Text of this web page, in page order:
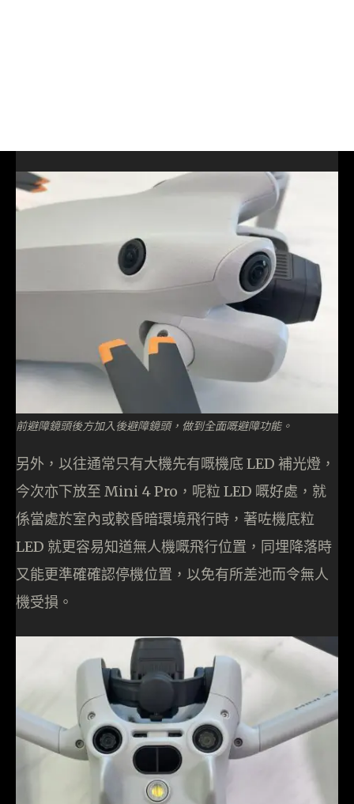
前避障鏡頭後方加入後避障鏡頭，做到全面嘅避障功能。
另外，以往通常只有大機先有嘅機底 LED 補光燈，
今次亦下放至 Mini 4 Pro，呢粒 LED 嘅好處，就
係當處於室內或較昏暗環境飛行時，著咗機底粒
LED 就更容易知道無人機嘅飛行位置，同埋降落時
又能更準確確認停機位置，以免有所差池而令無人
機受損。